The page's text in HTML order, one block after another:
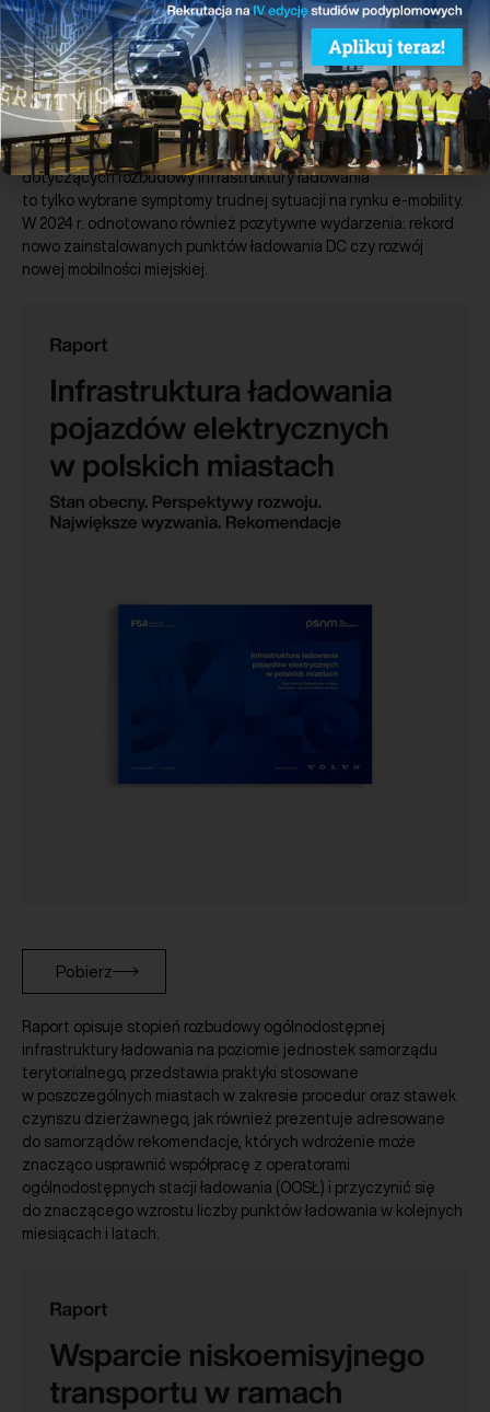
Pobierz
Przygotowane przez PSNM podsumowanie roku 2024 w polskim
sektorze nowej mobilności. Rok 2024 był bardzo trudny dla
zrównoważonego transportu. Pierwszy w historii spadek
rejestracji nowych samochodów elektrycznych rok do roku
oraz niski stopień wypełnienia unijnych wymogów (AFIR)
dotyczących rozbudowy infrastruktury ładowania
to tylko wybrane symptomy trudnej sytuacji na rynku e-mobility.
W 2024 r. odnotowano również pozytywne wydarzenia: rekord
nowo zainstalowanych punktów ładowania DC czy rozwój
nowej mobilności miejskiej.
Pobierz
Raport opisuje stopień rozbudowy ogólnodostępnej
infrastruktury ładowania na poziomie jednostek samorządu
terytorialnego, przedstawia praktyki stosowane
w poszczególnych miastach w zakresie procedur oraz stawek
czynszu dzierżawnego, jak również prezentuje adresowane
do samorządów rekomendacje, których wdrożenie może
znacząco usprawnić współpracę z operatorami
ogólnodostępnych stacji ładowania (OOSŁ) i przyczynić się
do znaczącego wzrostu liczby punktów ładowania w kolejnych
miesiącach i latach.